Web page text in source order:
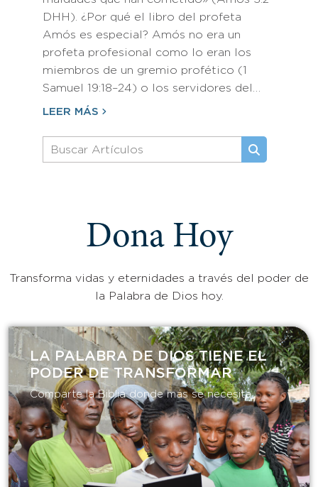
DHH). ¿Por qué el libro del profeta
Amós es especial? Amós no era un
profeta profesional como lo eran los
miembros de un gremio profético (1
Samuel 19:18–24) o los servidores del…
LEER MÁS
Dona Hoy
Transforma vidas y eternidades a través del poder de
la Palabra de Dios hoy.
LA PALABRA DE DIOS TIENE EL
PODER DE TRANSFORMAR​
Comparte la Biblia donde más se necesita.